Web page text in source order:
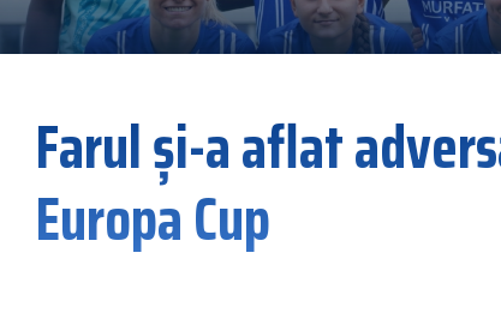
Farul și-a aflat
Europa Cup